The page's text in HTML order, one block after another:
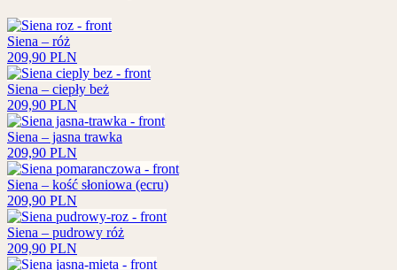
Siena – róż
209,90 PLN
Siena – ciepły beż
209,90 PLN
Siena – jasna trawka
209,90 PLN
Siena – kość słoniowa (ecru)
209,90 PLN
Siena – pudrowy róż
209,90 PLN